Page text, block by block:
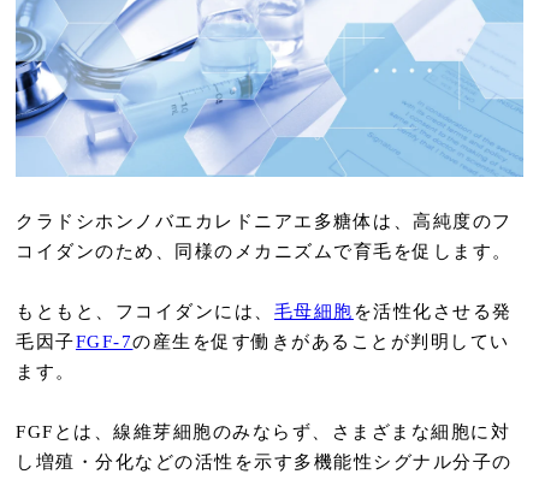
クラドシホンノバエカレドニアエ多糖体は、高純度のフ
コイダンのため、同様のメカニズムで育毛を促します。
もともと、フコイダンには、 毛母細胞 を活性化させる発
毛因子FGF-7の産生を促す働きがあることが判明してい
ます。
FGFとは、線維芽細胞のみならず、さまざまな細胞に対
し増殖・分化などの活性を示す多機能性シグナル分子の